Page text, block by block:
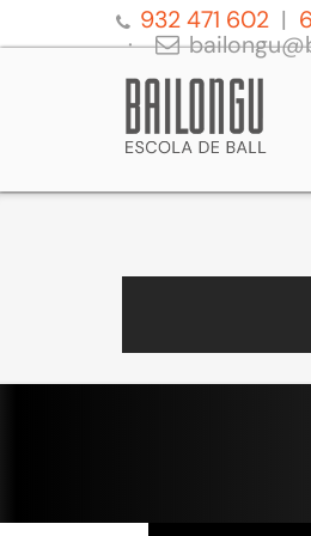
932 471 602